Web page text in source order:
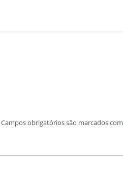
Campos obrigatórios são marcados com